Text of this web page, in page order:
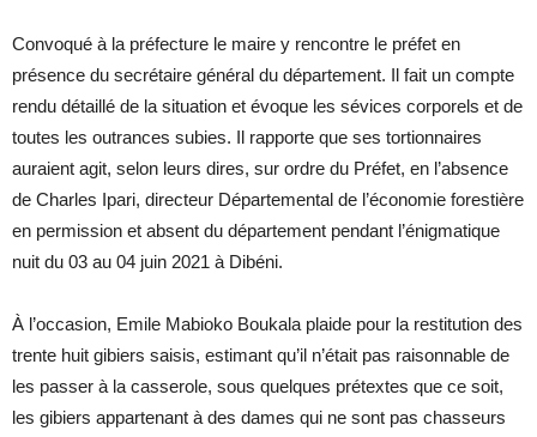
Convoqué à la préfecture le maire y rencontre le préfet en
présence du secrétaire général du département. Il fait un compte
rendu détaillé de la situation et évoque les sévices corporels et de
toutes les outrances subies. Il rapporte que ses tortionnaires
auraient agit, selon leurs dires, sur ordre du Préfet, en l’absence
de Charles Ipari, directeur Départemental de l’économie forestière
en permission et absent du département pendant l’énigmatique
nuit du 03 au 04 juin 2021 à Dibéni.
À l’occasion, Emile Mabioko Boukala plaide pour la restitution des
trente huit gibiers saisis, estimant qu’il n’était pas raisonnable de
les passer à la casserole, sous quelques prétextes que ce soit,
les gibiers appartenant à des dames qui ne sont pas chasseurs